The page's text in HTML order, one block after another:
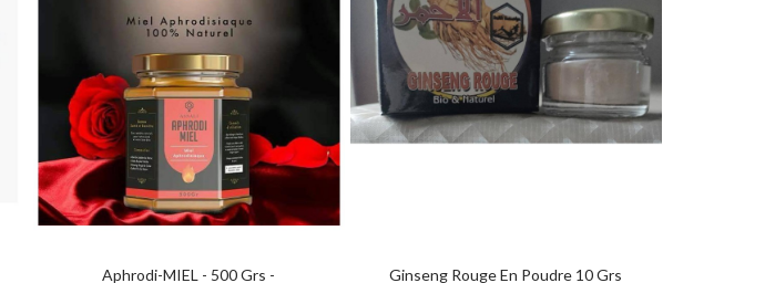
Aphrodi-MIEL - 500 Grs -
Ginseng Rouge En Poudre 10 Grs